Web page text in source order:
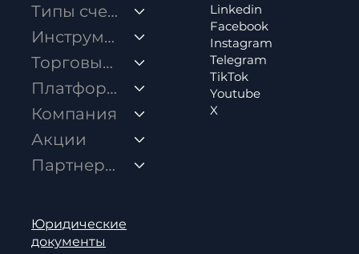
Как открыть Стандартный аккаунт?
Типы счетов
Инструменты
Торговые условия
Платформы
Компания
Акции
Партнерство
Юридические
документы
Linkedin
Facebook
Instagram
Telegram
TikTok
Youtube
X